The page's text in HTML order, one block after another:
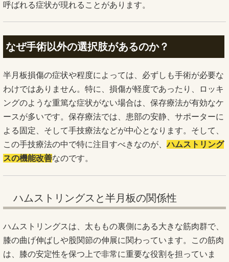
呼ばれる症状が現れることがあります。
なぜ手術以外の選択肢があるのか？
半月板損傷の症状や程度によっては、必ずしも手術が必要な
わけではありません。特に、損傷が軽度であったり、ロッキ
ングのような重篤な症状がない場合は、保存療法が有効なケ
ースが多いです。保存療法では、患部の安静、サポーターに
よる固定、そして手技療法などが中心となります。そして、
この手技療法の中で特に注目すべきなのが、ハムストリング
スの機能改善なのです。
ハムストリングスと半月板の関係性
ハムストリングスは、太ももの裏側にある大きな筋肉群で、
膝の曲げ伸ばしや股関節の伸展に関わっています。この筋肉
は、膝の安定性を保つ上で非常に重要な役割を担っていま